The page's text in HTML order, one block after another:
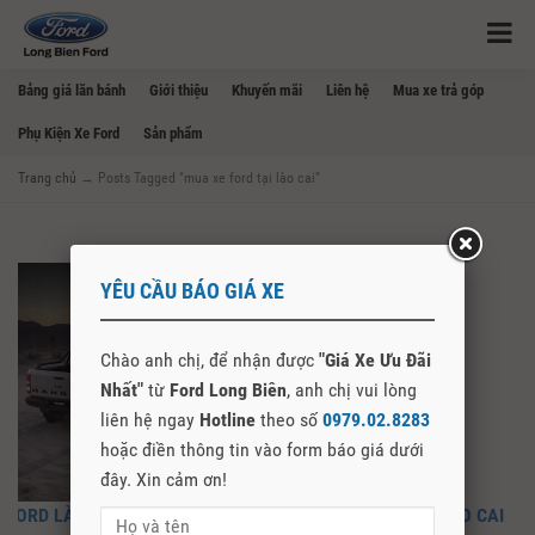
Bảng giá lăn bánh Giới thiệu Khuyến mãi Liên hệ Mua xe trả góp
Phụ Kiện Xe Ford Sản phẩm
Trang chủ → Posts Tagged "mua xe ford tại lào cai"
FORD LÀO CAI – CẬP NHẬT GIÁ XE, MUA XE FORD TẠI LÀO CAI
YÊU CẦU BÁO GIÁ XE
Chào anh chị, để nhận được "Giá Xe Ưu Đãi
Nhất" từ Ford Long Biên, anh chị vui lòng
liên hệ ngay Hotline theo số 0979.02.8283
hoặc điền thông tin vào form báo giá dưới
đây. Xin cảm ơn!